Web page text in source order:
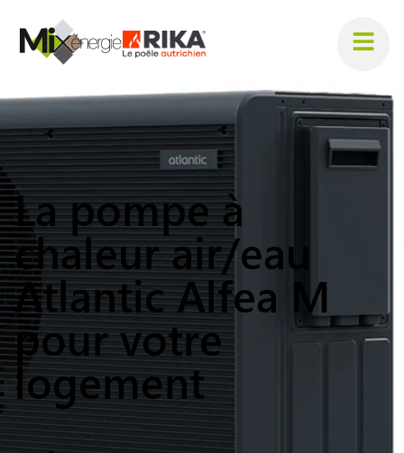
La pompe à
chaleur air/eau
Atlantic Alfea M
pour votre
logement